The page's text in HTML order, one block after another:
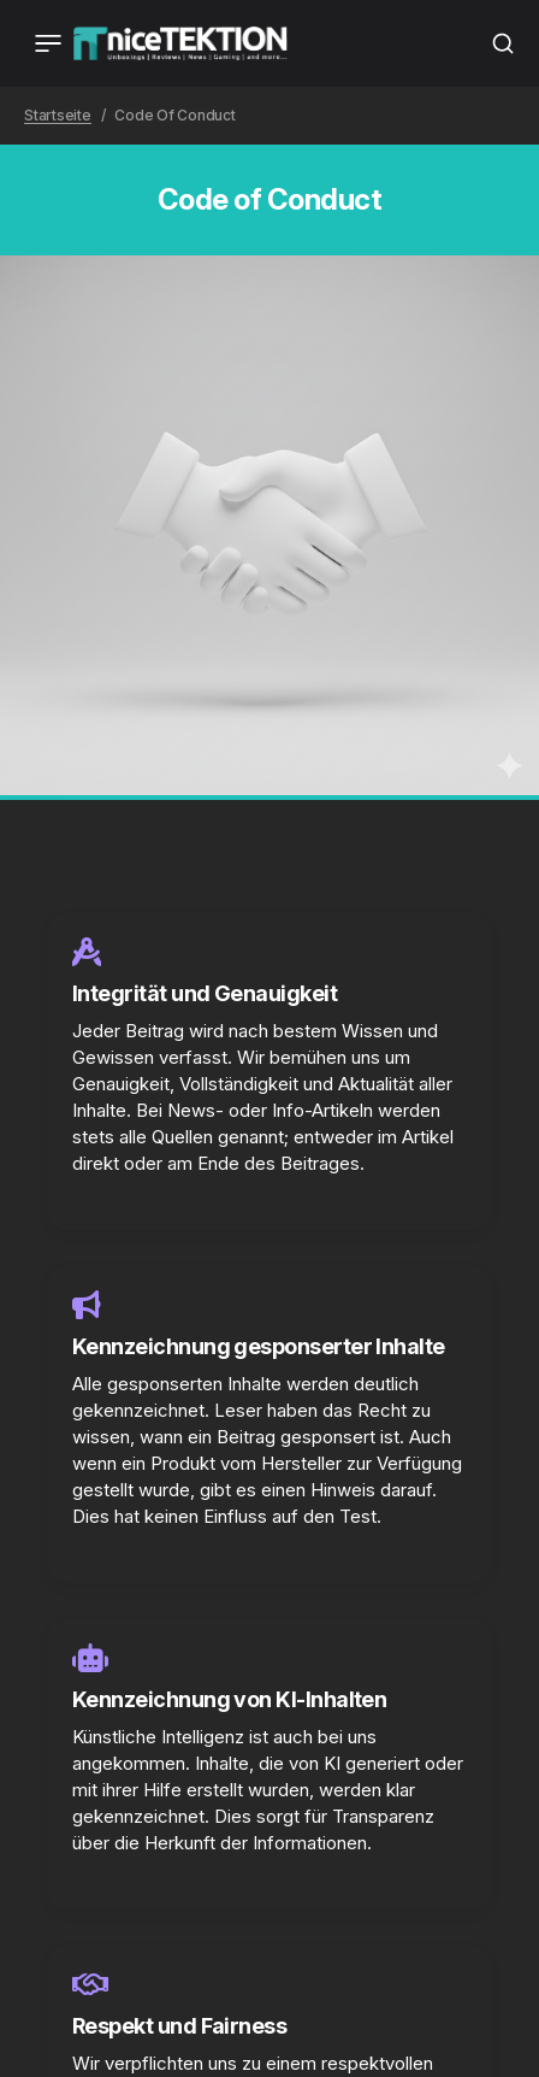
Startseite Code Of Conduct
Code of Conduct
Integrität und Genauigkeit
Jeder Beitrag wird nach bestem Wissen und
Gewissen verfasst. Wir bemühen uns um
Genauigkeit, Vollständigkeit und Aktualität aller
Inhalte. Bei News- oder Info-Artikeln werden
stets alle Quellen genannt; entweder im Artikel
direkt oder am Ende des Beitrages.
Kennzeichnung gesponserter Inhalte
Alle gesponserten Inhalte werden deutlich
gekennzeichnet. Leser haben das Recht zu
wissen, wann ein Beitrag gesponsert ist. Auch
wenn ein Produkt vom Hersteller zur Verfügung
gestellt wurde, gibt es einen Hinweis darauf.
Dies hat keinen Einfluss auf den Test.
Kennzeichnung von KI-Inhalten
Künstliche Intelligenz ist auch bei uns
angekommen. Inhalte, die von KI generiert oder
mit ihrer Hilfe erstellt wurden, werden klar
gekennzeichnet. Dies sorgt für Transparenz
über die Herkunft der Informationen.
Respekt und Fairness
Wir verpflichten uns zu einem respektvollen